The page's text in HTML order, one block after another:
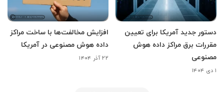
دستور جدید آمریکا برای تعیین
مقررات برق مراکز داده هوش
مصنوعی
۱ دی ۱۴۰۴
افزایش مخالفت‌ها با ساخت مراکز
داده هوش مصنوعی در آمریکا
۲۲ آذر ۱۴۰۴